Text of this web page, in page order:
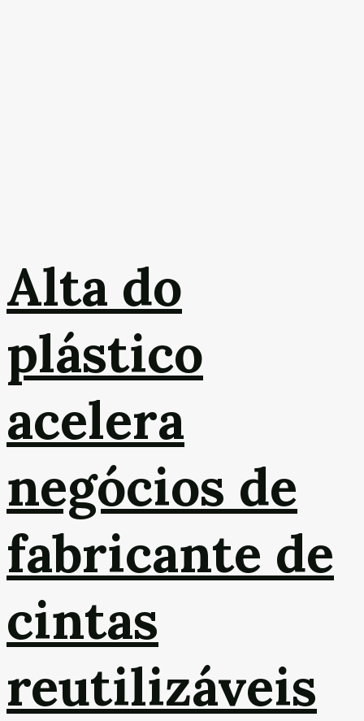
Alta do
plástico
acelera
negócios de
fabricante de
cintas
reutilizáveis